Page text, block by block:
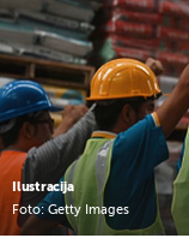
Ilustracija
Foto: Getty Images